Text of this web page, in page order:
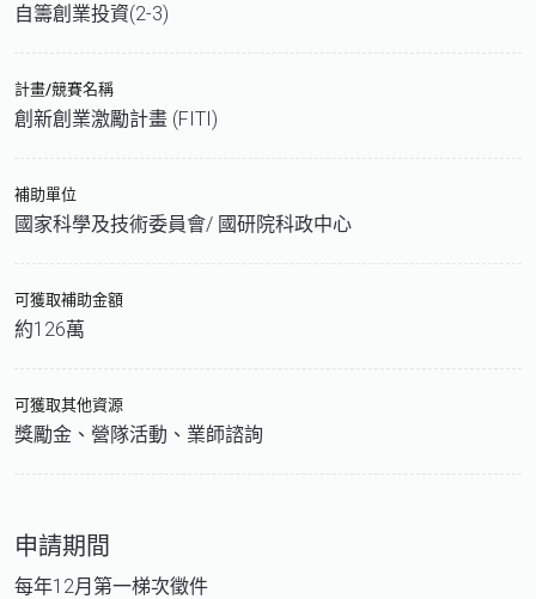
自籌創業投資(2-3)
計畫/競賽名稱
創新創業激勵計畫 (FITI)
補助單位
國家科學及技術委員會/ 國研院科政中心
可獲取補助金額
約126萬
可獲取其他資源
獎勵金、營隊活動、業師諮詢
申請期間
每年12月第一梯次徵件